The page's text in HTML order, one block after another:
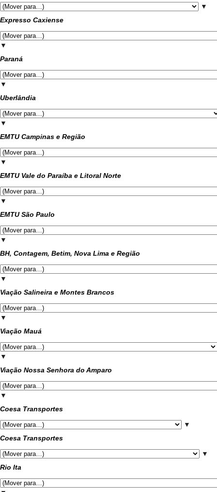
▼
Expresso Caxiense
▼
Paraná
▼
Uberlândia
▼
EMTU Campinas e Região
▼
EMTU Vale do Paraíba e Litoral Norte
▼
EMTU São Paulo
▼
BH, Contagem, Betim, Nova Lima e Região
▼
Viação Salineira e Montes Brancos
▼
Viação Mauá
▼
Viação Nossa Senhora do Amparo
▼
Coesa Transportes
▼
Coesa Transportes
▼
Rio Ita